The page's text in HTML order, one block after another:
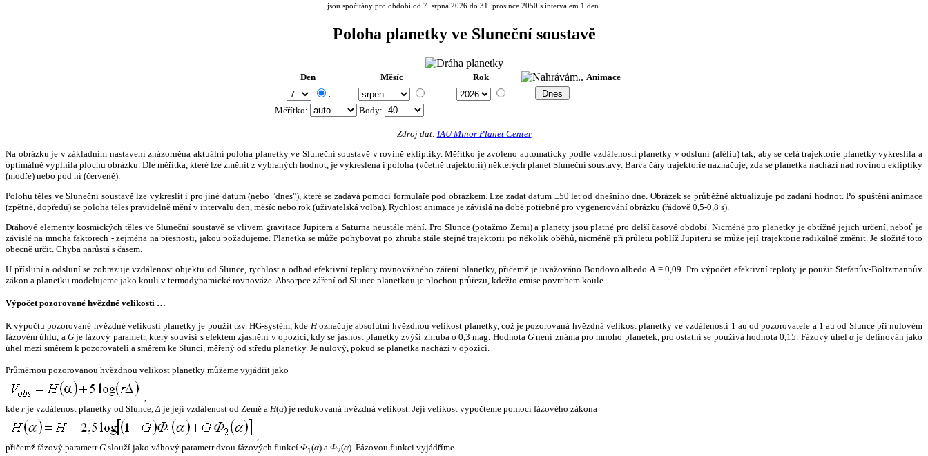
jsou spočítány pro období od 7. srpna 2026 do 31. prosince 2050 s intervalem 1 den.
Poloha planetky ve Sluneční soustavě
Den Měsíc Rok Animace
.
Měřítko: Body:
Zdroj dat: IAU Minor Planet Center
Na obrázku je v základním nastavení znázorněna aktuální poloha planetky ve Sluneční soustavě v rovině ekliptiky. Měřítko je zvoleno automaticky podle vzdálenosti planetky v odsluní (aféliu) tak, aby se celá trajektorie planetky vykreslila a
optimálně vyplnila plochu obrázku. Dle měřítka, které lze změnit z vybraných hodnot, je vykreslena i poloha (včetně trajektorií) některých planet Sluneční soustavy. Barva čáry trajektorie naznačuje, zda se planetka nachází nad rovinou ekliptiky
(modře) nebo pod ní (červeně).
Polohu těles ve Sluneční soustavě lze vykreslit i pro jiné datum (nebo "dnes"), které se zadává pomocí formuláře pod obrázkem. Lze zadat datum ±50 let od dnešního dne. Obrázek se průběžně aktualizuje po zadání hodnot. Po spuštění animace
(zpětně, dopředu) se poloha těles pravidelně mění v intervalu den, měsíc nebo rok (uživatelská volba). Rychlost animace je závislá na době potřebné pro vygenerování obrázku (řádově 0,5-0,8 s).
Dráhové elementy kosmických těles ve Sluneční soustavě se vlivem gravitace Jupitera a Saturna neustále mění. Pro Slunce (potažmo Zemi) a planety jsou platné pro delší časové období. Nicméně pro planetky je obtížné jejich určení, neboť je
závislé na mnoha faktorech - zejména na přesnosti, jakou požadujeme. Planetka se může pohybovat po zhruba stále stejné trajektorii po několik oběhů, nicméně při průletu poblíž Jupiteru se může její trajektorie radikálně změnit. Je složité toto
obecně určit. Chyba narůstá s časem.
U přísluní a odsluní se zobrazuje vzdálenost objektu od Slunce, rychlost a odhad efektivní teploty rovnovážného záření planetky, přičemž je uvažováno Bondovo albedo A = 0,09. Pro výpočet efektivní teploty je použit Stefanův-Boltzmannův
zákon a planetku modelujeme jako kouli v termodynamické rovnováze. Absorpce záření od Slunce planetkou je plochou průřezu, kdežto emise povrchem koule.
Výpočet pozorované hvězdné velikosti …
K výpočtu pozorované hvězdné velikosti planetky je použit tzv. HG-systém, kde Hoznačuje absolutní hvězdnou velikost planetky, což je pozorovaná hvězdná velikost planetky ve vzdálenosti 1 au od pozorovatele a 1 au od Slunce při nulovém
fázovém úhlu, a Gje fázový parametr, který souvisí s efektem zjasnění v opozici, kdy se jasnost planetky zvýší zhruba o 0,3 mag. HodnotaG není známa pro mnoho planetek, pro ostatní se používá hodnota 0,15. Fázový úhelα je definován jako
úhel mezi směrem k pozorovateli a směrem ke Slunci, měřený od středu planetky. Je nulový, pokud se planetka nachází v opozici.
Průměrnou pozorovanou hvězdnou velikost planetky můžeme vyjádřit jako
,
kde r je vzdálenost planetky od Slunce,Δ je její vzdálenost od Země a H(α) je redukovaná hvězdná velikost. Její velikost vypočteme pomocí fázového zákona
,
přičemž fázový parametrG slouží jako váhový parametr dvou fázových funkcí Φ1(α) a Φ2(α). Fázovou funkci vyjádříme